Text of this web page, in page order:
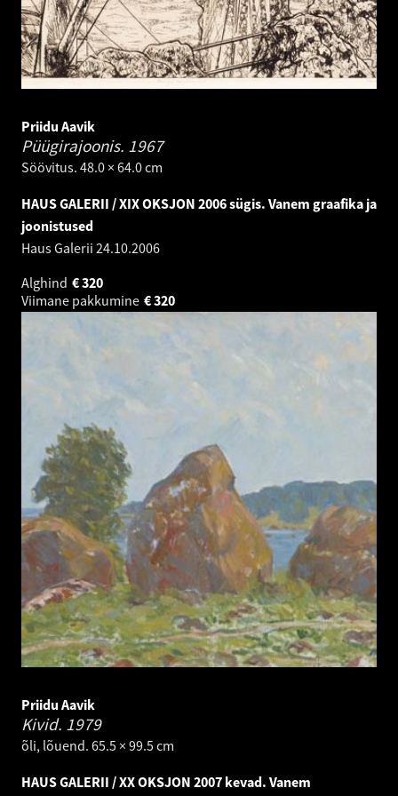
Priidu Aavik
Püügirajoonis. 1967
Söövitus. 48.0 × 64.0 cm
HAUS GALERII / XIX OKSJON 2006 sügis. Vanem graafika ja
joonistused
Haus Galerii 24.10.2006
Alghind
320
€
Viimane pakkumine
320
€
Priidu Aavik
Kivid. 1979
õli, lõuend. 65.5 × 99.5 cm
HAUS GALERII / XX OKSJON 2007 kevad. Vanem